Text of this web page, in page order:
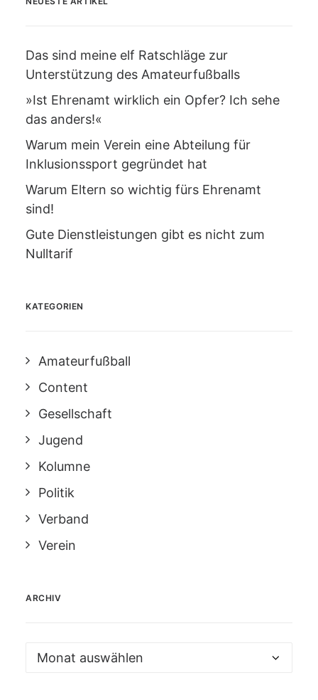
Das sind meine elf Ratschläge zur
Unterstützung des Amateurfußballs
»Ist Ehrenamt wirklich ein Opfer? Ich sehe
das anders!«
Warum mein Verein eine Abteilung für
Inklusionssport gegründet hat
Warum Eltern so wichtig fürs Ehrenamt
sind!
Gute Dienstleistungen gibt es nicht zum
Nulltarif
KATEGORIEN
Amateurfußball
Content
Gesellschaft
Jugend
Kolumne
Politik
Verband
Verein
ARCHIV
Archiv